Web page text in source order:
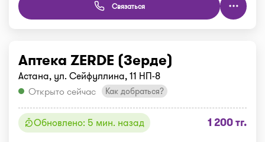
Связаться
Аптека ZERDE (Зерде)
Астана, ул. Сейфуллина, 11 НП-8
Открыто сейчас
Как добраться?
Обновлено: 5 мин. назад 1 200 тг.